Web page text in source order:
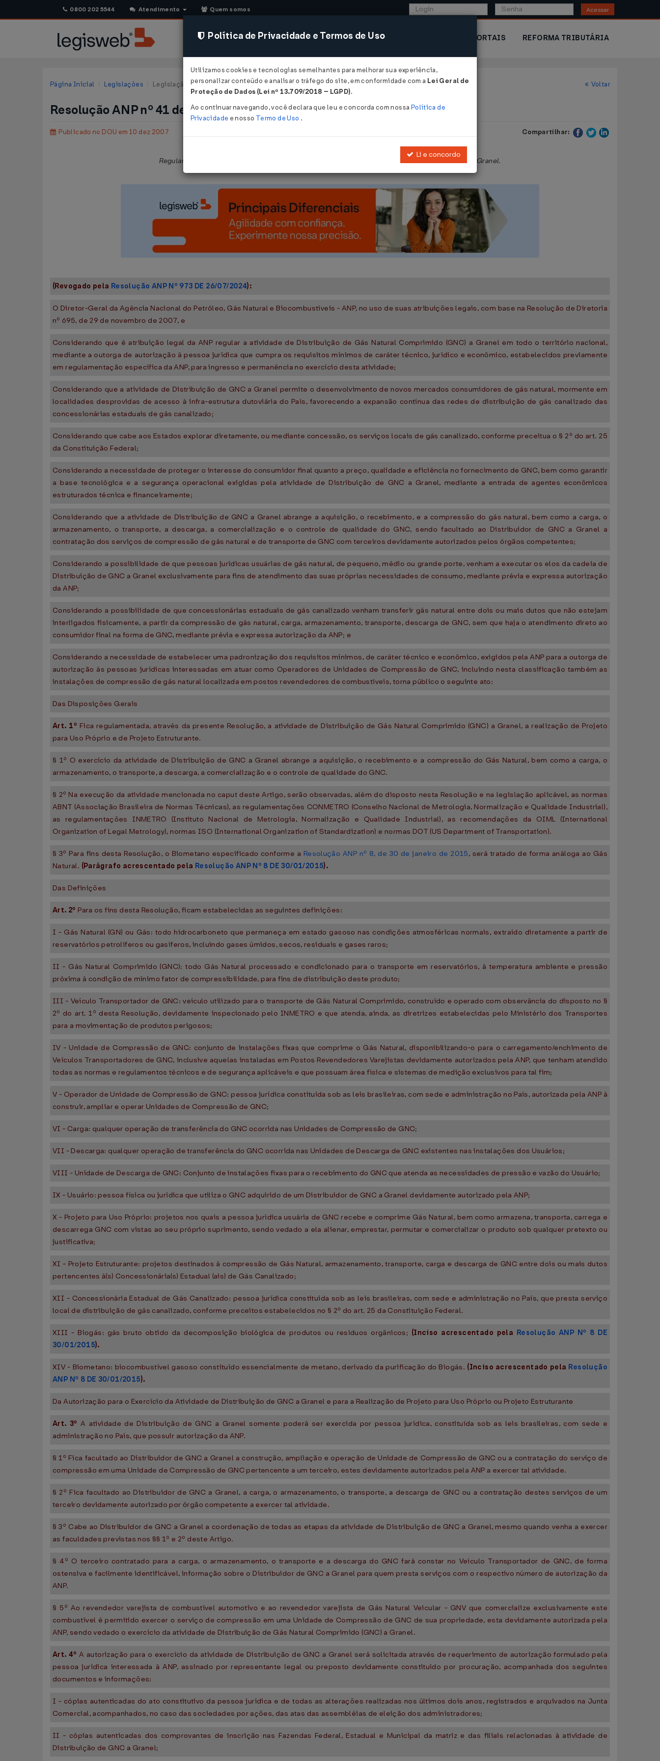
0800 202 5544 Atendimento Quem somos Acessar
CONSULTORIA SISTEMAS COMÉRCIO EXTERIOR PORTAIS REFORMA TRIBUTÁRIA
Página Inicial Legislações Legislação Federal Voltar
Resolução ANP nº 41 de 05/12/2007
Publicado no DOU em 10 dez 2007 Compartilhar:
Regulamenta as atividades de distribuição e comercialização de gás natural comprimido (GNC) a Granel.
(Revogado pela Resolução ANP Nº 973 DE 26/07/2024):
O Diretor-Geral da Agência Nacional do Petróleo, Gás Natural e Biocombustíveis - ANP, no uso de suas atribuições legais, com base na Resolução de Diretoria
nº 695, de 29 de novembro de 2007, e
Considerando que é atribuição legal da ANP regular a atividade de Distribuição de Gás Natural Comprimido (GNC) a Granel em todo o território nacional,
mediante a outorga de autorização à pessoa jurídica que cumpra os requisitos mínimos de caráter técnico, jurídico e econômico, estabelecidos previamente
em regulamentação específica da ANP, para ingresso e permanência no exercício desta atividade;
Considerando que a atividade de Distribuição de GNC a Granel permite o desenvolvimento de novos mercados consumidores de gás natural, mormente em
localidades desprovidas de acesso à infra-estrutura dutoviária do País, favorecendo a expansão contínua das redes de distribuição de gás canalizado das
concessionárias estaduais de gás canalizado;
Considerando que cabe aos Estados explorar diretamente, ou mediante concessão, os serviços locais de gás canalizado, conforme preceitua o § 2º do art. 25
da Constituição Federal;
Considerando a necessidade de proteger o interesse do consumidor final quanto a preço, qualidade e eficiência no fornecimento de GNC, bem como garantir
a base tecnológica e a segurança operacional exigidas pela atividade de Distribuição de GNC a Granel, mediante a entrada de agentes econômicos
estruturados técnica e financeiramente;
Considerando que a atividade de Distribuição de GNC a Granel abrange a aquisição, o recebimento, e a compressão do gás natural, bem como a carga, o
armazenamento, o transporte, a descarga, a comercialização e o controle de qualidade do GNC, sendo facultado ao Distribuidor de GNC a Granel a
contratação dos serviços de compressão de gás natural e de transporte de GNC com terceiros devidamente autorizados pelos órgãos competentes;
Considerando a possibilidade de que pessoas jurídicas usuárias de gás natural, de pequeno, médio ou grande porte, venham a executar os elos da cadeia de
Distribuição de GNC a Granel exclusivamente para fins de atendimento das suas próprias necessidades de consumo, mediante prévia e expressa autorização
da ANP;
Considerando a possibilidade de que concessionárias estaduais de gás canalizado venham transferir gás natural entre dois ou mais dutos que não estejam
interligados fisicamente, a partir da compressão de gás natural, carga, armazenamento, transporte, descarga de GNC, sem que haja o atendimento direto ao
consumidor final na forma de GNC, mediante prévia e expressa autorização da ANP; e
Considerando a necessidade de estabelecer uma padronização dos requisitos mínimos, de caráter técnico e econômico, exigidos pela ANP para a outorga de
autorização às pessoas jurídicas interessadas em atuar como Operadores de Unidades de Compressão de GNC, incluindo nesta classificação também as
instalações de compressão de gás natural localizada em postos revendedores de combustíveis, torna público o seguinte ato:
Das Disposições Gerais
Art. 1º Fica regulamentada, através da presente Resolução, a atividade de Distribuição de Gás Natural Comprimido (GNC) a Granel, a realização de Projeto
para Uso Próprio e de Projeto Estruturante.
§ 1º O exercício da atividade de Distribuição de GNC a Granel abrange a aquisição, o recebimento e a compressão do Gás Natural, bem como a carga, o
armazenamento, o transporte, a descarga, a comercialização e o controle de qualidade do GNC.
§ 2º Na execução da atividade mencionada no caput deste Artigo, serão observadas, além do disposto nesta Resolução e na legislação aplicável, as normas
ABNT (Associação Brasileira de Normas Técnicas), as regulamentações CONMETRO (Conselho Nacional de Metrologia, Normalização e Qualidade Industrial),
as regulamentações INMETRO (Instituto Nacional de Metrologia, Normalização e Qualidade Industrial), as recomendações da OIML (International
Organization of Legal Metrology), normas ISO (International Organization of Standardization) e normas DOT (US Department of Transportation).
§ 3º Para fins desta Resolução, o Biometano especificado conforme a Resolução ANP nº 8, de 30 de janeiro de 2015, será tratado de forma análoga ao Gás
Natural. (Parágrafo acrescentado pela Resolução ANP Nº 8 DE 30/01/2015).
Das Definições
Art. 2º Para os fins desta Resolução, ficam estabelecidas as seguintes definições:
I - Gás Natural (GN) ou Gás: todo hidrocarboneto que permaneça em estado gasoso nas condições atmosféricas normais, extraído diretamente a partir de
reservatórios petrolíferos ou gasíferos, incluindo gases úmidos, secos, residuais e gases raros;
II - Gás Natural Comprimido (GNC): todo Gás Natural processado e condicionado para o transporte em reservatórios, à temperatura ambiente e pressão
próxima à condição de mínimo fator de compressibilidade, para fins de distribuição deste produto;
III - Veículo Transportador de GNC: veículo utilizado para o transporte de Gás Natural Comprimido, construído e operado com observância do disposto no §
2º do art. 1º desta Resolução, devidamente inspecionado pelo INMETRO e que atenda, ainda, as diretrizes estabelecidas pelo Ministério dos Transportes
para a movimentação de produtos perigosos;
IV - Unidade de Compressão de GNC: conjunto de instalações fixas que comprime o Gás Natural, disponibilizando-o para o carregamento/enchimento de
Veículos Transportadores de GNC, inclusive aquelas instaladas em Postos Revendedores Varejistas devidamente autorizados pela ANP, que tenham atendido
todas as normas e regulamentos técnicos e de segurança aplicáveis e que possuam área física e sistemas de medição exclusivos para tal fim;
V - Operador de Unidade de Compressão de GNC: pessoa jurídica constituída sob as leis brasileiras, com sede e administração no País, autorizada pela ANP à
construir, ampliar e operar Unidades de Compressão de GNC;
VI - Carga: qualquer operação de transferência do GNC ocorrida nas Unidades de Compressão de GNC;
VII - Descarga: qualquer operação de transferência do GNC ocorrida nas Unidades de Descarga de GNC existentes nas instalações dos Usuários;
VIII - Unidade de Descarga de GNC: Conjunto de instalações fixas para o recebimento do GNC que atenda as necessidades de pressão e vazão do Usuário;
IX - Usuário: pessoa física ou jurídica que utiliza o GNC adquirido de um Distribuidor de GNC a Granel devidamente autorizado pela ANP;
X - Projeto para Uso Próprio: projetos nos quais a pessoa jurídica usuária de GNC recebe e comprime Gás Natural, bem como armazena, transporta, carrega e
descarrega GNC com vistas ao seu próprio suprimento, sendo vedado a ela alienar, emprestar, permutar e comercializar o produto sob qualquer pretexto ou
justificativa;
XI - Projeto Estruturante: projetos destinados à compressão de Gás Natural, armazenamento, transporte, carga e descarga de GNC entre dois ou mais dutos
pertencentes à(s) Concessionária(s) Estadual (ais) de Gás Canalizado;
XII - Concessionária Estadual de Gás Canalizado: pessoa jurídica constituída sob as leis brasileiras, com sede e administração no País, que presta serviço
local de distribuição de gás canalizado, conforme preceitos estabelecidos no § 2º do art. 25 da Constituição Federal.
XIII - Biogás: gás bruto obtido da decomposição biológica de produtos ou resíduos orgânicos; (Inciso acrescentado pela Resolução ANP Nº 8 DE
30/01/2015).
XIV - Biometano: biocombustível gasoso constituído essencialmente de metano, derivado da purificação do Biogás. (Inciso acrescentado pela Resolução
ANP Nº 8 DE 30/01/2015).
Da Autorização para o Exercício da Atividade de Distribuição de GNC a Granel e para a Realização de Projeto para Uso Próprio ou Projeto Estruturante
Art. 3º A atividade de Distribuição de GNC a Granel somente poderá ser exercida por pessoa jurídica, constituída sob as leis brasileiras, com sede e
administração no País, que possuir autorização da ANP.
§ 1º Fica facultado ao Distribuidor de GNC a Granel a construção, ampliação e operação de Unidade de Compressão de GNC ou a contratação do serviço de
compressão em uma Unidade de Compressão de GNC pertencente a um terceiro, estes devidamente autorizados pela ANP a exercer tal atividade.
§ 2º Fica facultado ao Distribuidor de GNC a Granel, a carga, o armazenamento, o transporte, a descarga de GNC ou a contratação destes serviços de um
terceiro devidamente autorizado por órgão competente a exercer tal atividade.
§ 3º Cabe ao Distribuidor de GNC a Granel a coordenação de todas as etapas da atividade de Distribuição de GNC a Granel, mesmo quando venha a exercer
as faculdades previstas nos §§ 1º e 2º deste Artigo.
§ 4º O terceiro contratado para a carga, o armazenamento, o transporte e a descarga do GNC fará constar no Veículo Transportador de GNC, de forma
ostensiva e facilmente identificável, informação sobre o Distribuidor de GNC a Granel para quem presta serviços com o respectivo número de autorização da
ANP.
§ 5º Ao revendedor varejista de combustível automotivo e ao revendedor varejista de Gás Natural Veicular - GNV que comercialize exclusivamente este
combustível é permitido exercer o serviço de compressão em uma Unidade de Compressão de GNC de sua propriedade, esta devidamente autorizada pela
ANP, sendo vedado o exercício da atividade de Distribuição de Gás Natural Comprimido (GNC) a Granel.
Art. 4ºA autorização para o exercício da atividade de Distribuição de GNC a Granel será solicitada através de requerimento de autorização formulado pela
pessoa jurídica interessada à ANP, assinado por representante legal ou preposto devidamente constituído por procuração, acompanhada dos seguintes
documentos e informações:
I - cópias autenticadas do ato constitutivo da pessoa jurídica e de todas as alterações realizadas nos últimos dois anos, registrados e arquivados na Junta
Comercial, acompanhados, no caso das sociedades por ações, das atas das assembléias de eleição dos administradores;
II - cópias autenticadas dos comprovantes de inscrição nas Fazendas Federal, Estadual e Municipal da matriz e das filiais relacionadas à atividade de
Distribuição de GNC a Granel;
Política de Privacidade e Termos de Uso
Utilizamos cookies e tecnologias semelhantes para melhorar sua experiência,
personalizar conteúdo e analisar o tráfego do site, em conformidade com a Lei Geral de
Proteção de Dados (Lei nº 13.709/2018 – LGPD).
Ao continuar navegando, você declara que leu e concorda com nossa Política de
Privacidade e nosso Termo de Uso .
Li e concordo